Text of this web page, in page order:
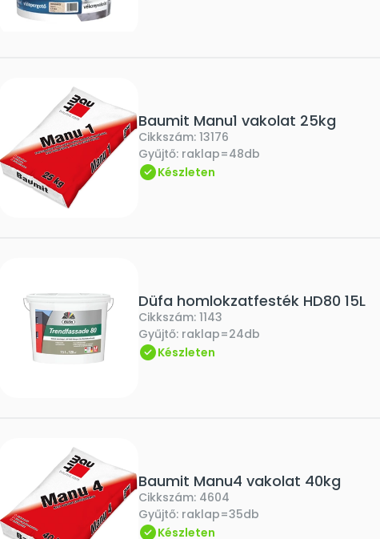
Baumit Manu1 vakolat 25kg
Cikkszám: 13176
Gyűjtő: raklap=48db
Készleten
Düfa homlokzatfesték HD80 15L
Cikkszám: 1143
Gyűjtő: raklap=24db
Készleten
Baumit Manu4 vakolat 40kg
Cikkszám: 4604
Gyűjtő: raklap=35db
Készleten